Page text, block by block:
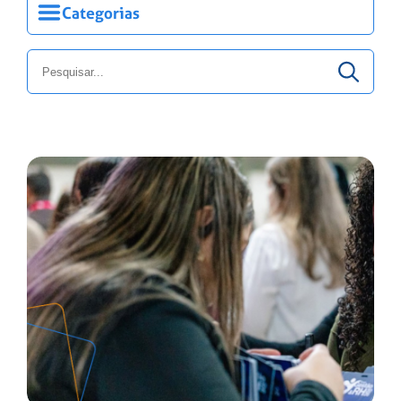
Categorias
Centro Cerâmico do Brasil
Cursos CCB
De Olho CCB
LabCCB
Notícias
PEP
Projetos
Sustentabilidade